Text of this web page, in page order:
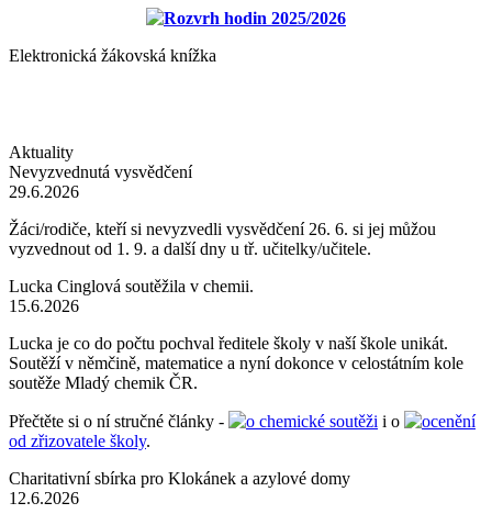
Rozvrh hodin 2025/2026
Elektronická žákovská knížka
Aktuality
Nevyzvednutá vysvědčení
29.6.2026
Žáci/rodiče, kteří si nevyzvedli vysvědčení 26. 6. si jej můžou
vyzvednout od 1. 9. a další dny u tř. učitelky/učitele.
Lucka Cinglová soutěžila v chemii.
15.6.2026
Lucka je co do počtu pochval ředitele školy v naší škole unikát.
Soutěží v němčině, matematice a nyní dokonce v celostátním kole
soutěže Mladý chemik ČR.
Přečtěte si o ní stručné články - o chemické soutěži i o
ocenění
od zřizovatele školy.
Charitativní sbírka pro Klokánek a azylové domy
12.6.2026